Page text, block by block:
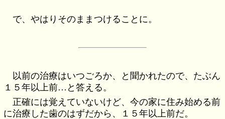
で、やはりそのままつけることに。
以前の治療はいつごろか、と聞かれたので、たぶん
１５年以上前…と答える。
正確には覚えていないけど、今の家に住み始める前
に治療した歯のはずだから、１５年以上前だ。